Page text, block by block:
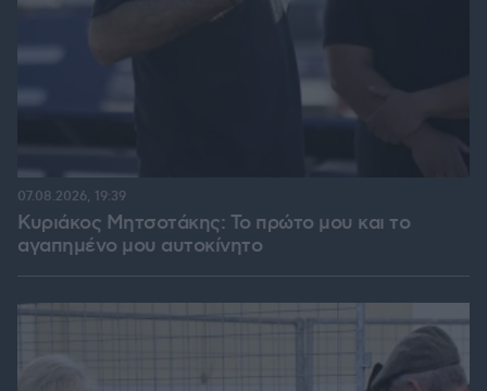
Κυριάκος Μητσοτάκης: Το πρώτο μου και το
αγαπημένο μου αυτοκίνητο
07.08.2026, 19:39